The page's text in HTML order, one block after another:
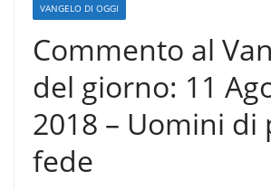
VANGELO DI OGGI
Commento al
del giorno: 11
2018 – Uomini di
fede